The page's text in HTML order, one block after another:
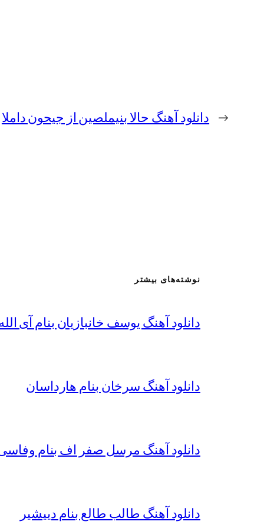
← دانلود آهنگ حالا بنیملصین از جیحون داملا
نوشته‌های بیشتر
دانلود آهنگ یوسف خانبازیان بنام آی
دانلود آهنگ سرخان بنام هارداسان
دانلود آهنگ مرسل صفر اف بنام
دانلود آهنگ طالب طالع بنام دییشیر